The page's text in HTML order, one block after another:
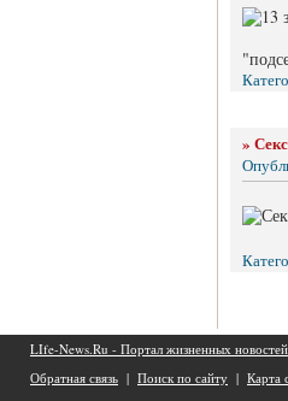
»
LIfe-News.Ru - Портал жизненных новостей
Обратная связь | Поиск по сайту | Карта